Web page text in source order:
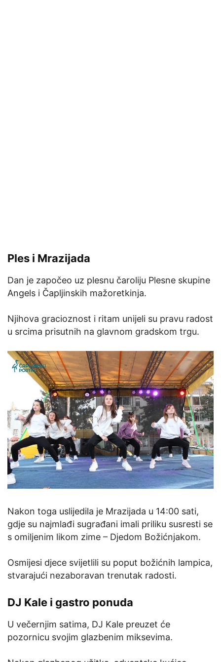
Ples i Mrazijada
Dan je započeo uz plesnu čaroliju Plesne skupine
Angels i Čapljinskih mažoretkinja.
Njihova gracioznost i ritam unijeli su pravu radost
u srcima prisutnih na glavnom gradskom trgu.
Nakon toga uslijedila je Mrazijada u 14:00 sati,
gdje su najmlađi sugrađani imali priliku susresti se
s omiljenim likom zime – Djedom Božićnjakom.
Osmijesi djece svijetlili su poput božićnih lampica,
stvarajući nezaboravan trenutak radosti.
DJ Kale i gastro ponuda
U večernjim satima, DJ Kale preuzet će
pozornicu svojim glazbenim miksevima.